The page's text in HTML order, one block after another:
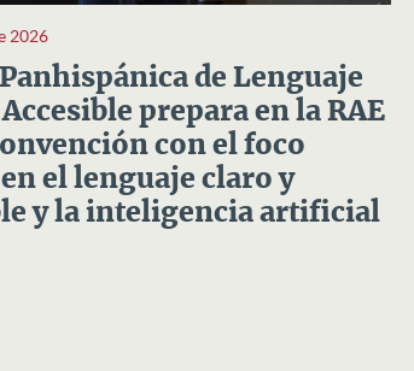
2026
de Lenguaje
prepara en la RAE
con el foco
el lenguaje claro y
y la inteligencia artificial